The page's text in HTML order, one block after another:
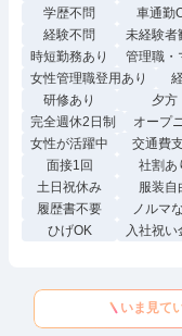
学歴不問
車通勤
経験不問
未経験者
時短勤務あり
管理職・
女性管理職登用あり
研修あり
夕方
完全週休2日制
オープ
女性が活躍中
交通費
面接1回
社割あ
土日祝休み
服装自
履歴書不要
ノルマ
ひげOK
入社祝い
いま見て